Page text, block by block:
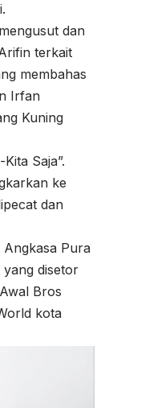
dan
terkait
membahas
Irfan
Kuning
Saja”.
ke
dan
Angkasa Pura
yang disetor
Bros
kota